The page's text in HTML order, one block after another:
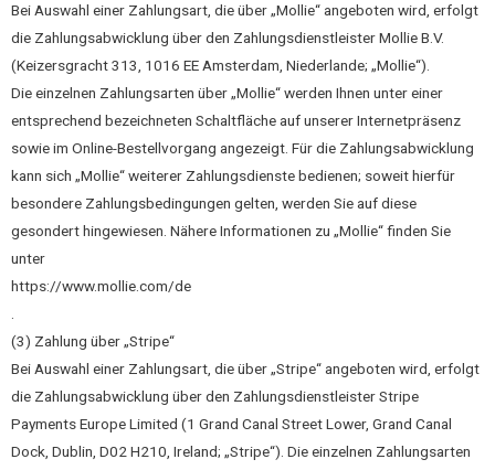
Bei Auswahl einer Zahlungsart, die über „Mollie“ angeboten wird, erfolgt
die Zahlungsabwicklung über den Zahlungsdienstleister Mollie B.V.
(Keizersgracht 313, 1016 EE Amsterdam, Niederlande; „Mollie“).
Die einzelnen Zahlungsarten über „Mollie“ werden Ihnen unter einer
entsprechend bezeichneten Schaltfläche auf unserer Internetpräsenz
sowie im Online-Bestellvorgang angezeigt. Für die Zahlungsabwicklung
kann sich „Mollie“ weiterer Zahlungsdienste bedienen; soweit hierfür
besondere Zahlungsbedingungen gelten, werden Sie auf diese
gesondert hingewiesen. Nähere Informationen zu „Mollie“ finden Sie
unter
https://www.mollie.com/de
(3) Zahlung über „Stripe“
Bei Auswahl einer Zahlungsart, die über „Stripe“ angeboten wird, erfolgt
die Zahlungsabwicklung über den Zahlungsdienstleister Stripe
Payments Europe Limited (1 Grand Canal Street Lower, Grand Canal
Dock, Dublin, D02 H210, Ireland; „Stripe“). Die einzelnen Zahlungsarten